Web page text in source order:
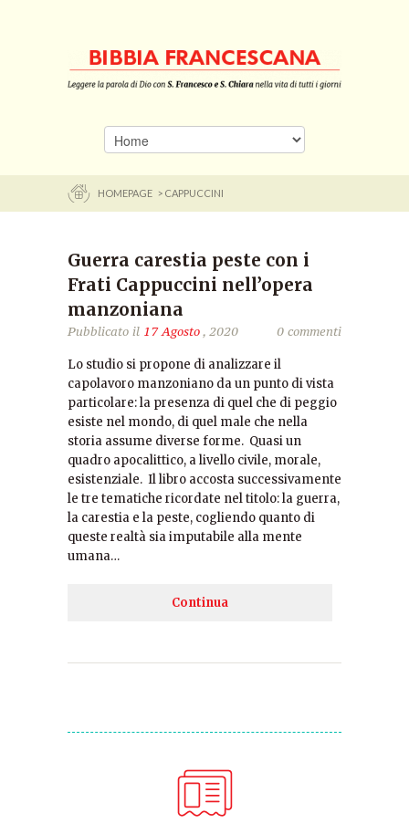
HOMEPAGE > CAPPUCCINI
Guerra carestia peste con i
Frati Cappuccini nell’opera
manzoniana
Pubblicato il 17 Agosto, 2020 0 commenti
Lo studio si propone di analizzare il
capolavoro manzoniano da un punto di vista
particolare: la presenza di quel che di peggio
esiste nel mondo, di quel male che nella
storia assume diverse forme. Quasi un
quadro apocalittico, a livello civile, morale,
esistenziale. Il libro accosta successivamente
le tre tematiche ricordate nel titolo: la guerra,
la carestia e la peste, cogliendo quanto di
queste realtà sia imputabile alla mente
umana…
Continua